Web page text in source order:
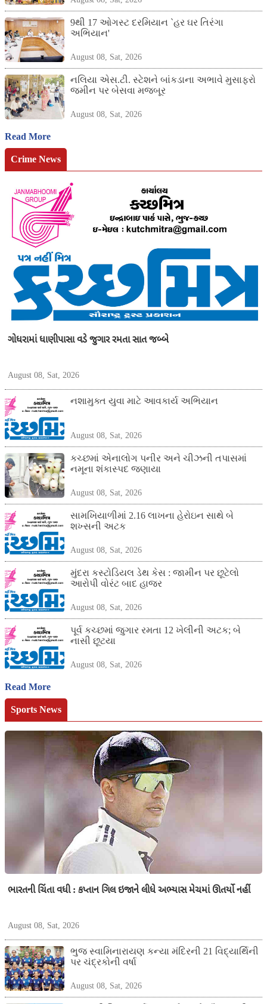
9થી 17 ઓગસ્ટ દરમિયાન `હર ઘર તિરંગા
અભિયાન'
August 08, Sat, 2026
નલિયા એસ.ટી. સ્ટેશને બાંકડાના અભાવે મુસાફરો
જમીન પર બેસવા મજબૂર
August 08, Sat, 2026
Read More
Crime News
ગોધરામાં ધાણીપાસા વડે જુગાર રમતા સાત જબ્બે
August 08, Sat, 2026
નશામુક્ત યુવા માટે આવકાર્ય અભિયાન
August 08, Sat, 2026
કચ્છમાં એનાલોગ પનીર અને ચીઝની તપાસમાં
નમૂના શંકાસ્પદ જણાયા
August 08, Sat, 2026
સામખિયાળીમાં 2.16 લાખના હેરોઇન સાથે બે
શખ્સની અટક
August 08, Sat, 2026
મુંદરા કસ્ટોડિયલ ડેથ કેસ : જામીન પર છૂટેલો
આરોપી વોરંટ બાદ હાજર
August 08, Sat, 2026
પૂર્વ કચ્છમાં જુગાર રમતા 12 ખેલીની અટક; બે
નાસી છૂટયા
August 08, Sat, 2026
Read More
Sports News
ભારતની ચિંતા વધી : કપ્તાન ગિલ ઇજાને લીધે અભ્યાસ મેચમાં ઊતર્યો નહીં
August 08, Sat, 2026
ભુજ સ્વામિનારાયણ કન્યા મંદિરની 21 વિદ્યાર્થિની
પર ચંદ્રકોની વર્ષા
August 08, Sat, 2026